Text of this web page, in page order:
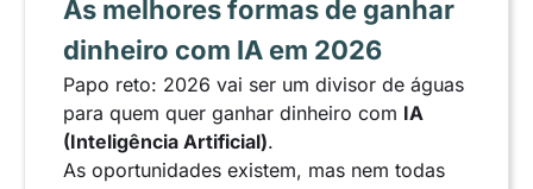
As melhores formas de ganhar
dinheiro com IA em 2026
Papo reto: 2026 vai ser um divisor de águas
para quem quer ganhar dinheiro com IA
(Inteligência Artificial).
As oportunidades existem, mas nem todas